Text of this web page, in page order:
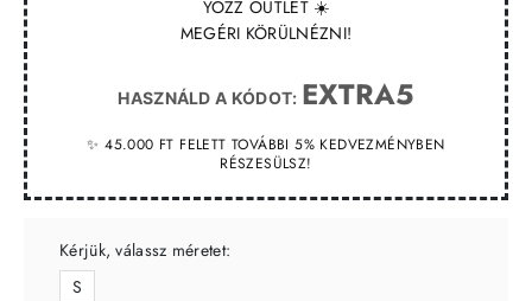
YOZZ OUTLET ☀️
MEGÉRI KÖRÜLNÉZNI!
HASZNÁLD A KÓDOT: EXTRA5
✨ 45.000 FT FELETT TOVÁBBI 5% KEDVEZMÉNYBEN
RÉSZESÜLSZ!
Kérjük, válassz méretet:
S